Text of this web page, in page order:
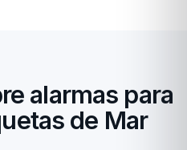
alarmas para
de Mar